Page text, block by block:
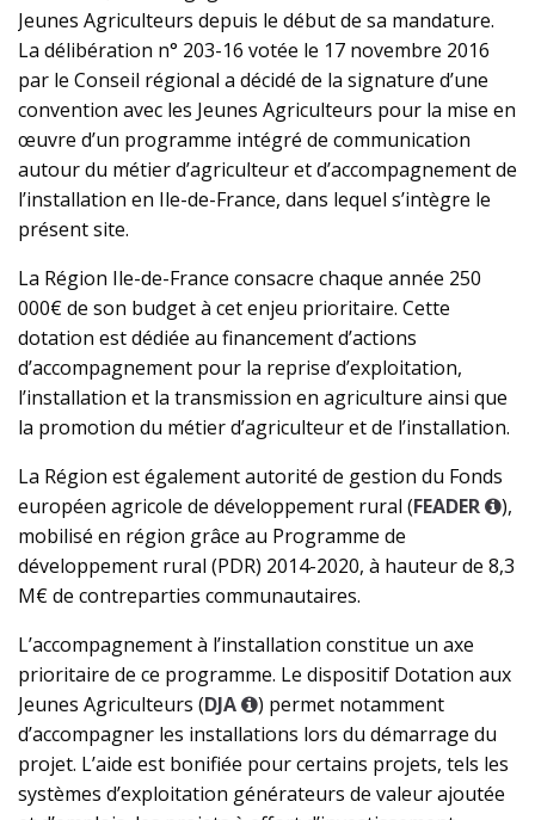
Jeunes Agriculteurs depuis le début de sa mandature.
La délibération n° 203-16 votée le 17 novembre 2016
par le Conseil régional a décidé de la signature d’une
convention avec les Jeunes Agriculteurs pour la mise en
œuvre d’un programme intégré de communication
autour du métier d’agriculteur et d’accompagnement de
l’installation en Ile-de-France, dans lequel s’intègre le
présent site.
La Région Ile-de-France consacre chaque année 250
000€ de son budget à cet enjeu prioritaire. Cette
dotation est dédiée au financement d’actions
d’accompagnement pour la reprise d’exploitation,
l’installation et la transmission en agriculture ainsi que
la promotion du métier d’agriculteur et de l’installation.
La Région est également autorité de gestion du Fonds
européen agricole de développement rural (FEADER
),
mobilisé en région grâce au Programme de
développement rural (PDR) 2014-2020, à hauteur de 8,3
M€ de contreparties communautaires.
L’accompagnement à l’installation constitue un axe
prioritaire de ce programme. Le dispositif Dotation aux
Jeunes Agriculteurs (DJA
) permet notamment
d’accompagner les installations lors du démarrage du
projet. L’aide est bonifiée pour certains projets, tels les
systèmes d’exploitation générateurs de valeur ajoutée